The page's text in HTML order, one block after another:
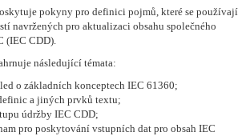
pokyny pro definici pojmů, které se používají
navržených pro aktualizaci obsahu společného
(IEC CDD).
následující témata:
o základních konceptech IEC 61360;
a jiných prvků textu;
údržby IEC CDD;
pro poskytování vstupních dat pro obsah IEC